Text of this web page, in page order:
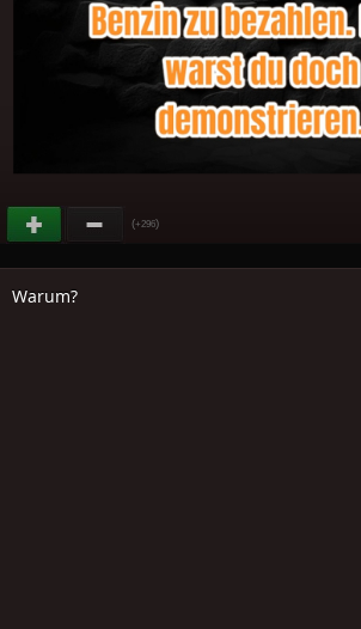
(+296)
Warum?